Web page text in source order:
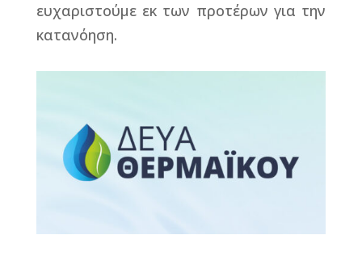
ευχαριστούμε εκ των προτέρων για την
κατανόηση.